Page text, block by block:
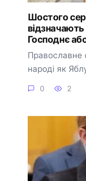
Шостого
Господнє
Православне
народі як
0 2